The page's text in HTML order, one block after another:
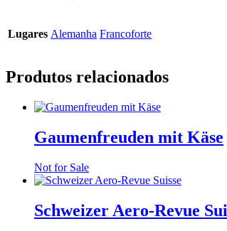
Lugares Alemanha Francoforte
Produtos relacionados
Gaumenfreuden mit Käse
Not for Sale
Schweizer Aero-Revue